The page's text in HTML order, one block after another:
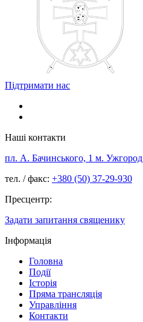
Підтримати нас
Наші контакти
пл. А. Бачинського, 1 м. Ужгород
тел. / факс: +380 (50) 37-29-930
Пресцентр:
Задати запитання священику
Інформація
Головна
Події
Історія
Пряма трансляція
Управління
Контакти